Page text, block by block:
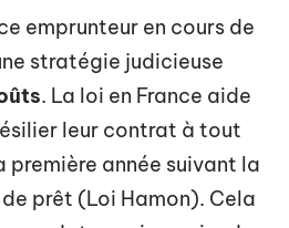
emprunteur en cours de
stratégie judicieuse
. La loi en France aide
leur contrat à tout
année suivant la
prêt (Loi Hamon). Cela